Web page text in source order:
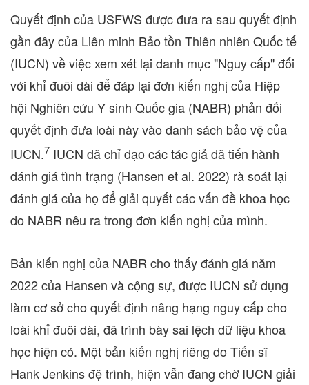
Quyết định của USFWS được đưa ra sau quyết định
gần đây của Liên minh Bảo tồn Thiên nhiên Quốc tế
(IUCN) về việc xem xét lại danh mục "Nguy cấp" đối
với khỉ đuôi dài để đáp lại đơn kiến nghị của Hiệp
hội Nghiên cứu Y sinh Quốc gia (NABR) phản đối
quyết định đưa loài này vào danh sách bảo vệ của
IUCN.7 IUCN đã chỉ đạo các tác giả đã tiến hành
đánh giá tình trạng (Hansen et al. 2022) rà soát lại
đánh giá của họ để giải quyết các vấn đề khoa học
do NABR nêu ra trong đơn kiến nghị của mình.
Bản kiến nghị của NABR cho thấy đánh giá năm
2022 của Hansen và cộng sự, được IUCN sử dụng
làm cơ sở cho quyết định nâng hạng nguy cấp cho
loài khỉ đuôi dài, đã trình bày sai lệch dữ liệu khoa
học hiện có. Một bản kiến nghị riêng do Tiến sĩ
Hank Jenkinsđệ trình, hiện vẫn đang chờ IUCN giải